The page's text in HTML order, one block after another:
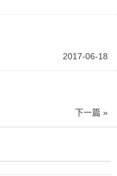
2017-06-18
下一篇 »